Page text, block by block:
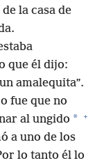
la casa de
que él dijo:
amalequita”.
fue que no
al ungido * +
a uno de los
lo tanto él lo